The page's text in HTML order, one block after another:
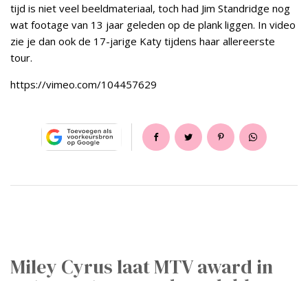
tijd is niet veel beeldmateriaal, toch had Jim Standridge nog
wat footage van 13 jaar geleden op de plank liggen. In video
zie je dan ook de 17-jarige Katy tijdens haar allereerste
tour.
https://vimeo.com/104457629
Miley Cyrus laat MTV award in